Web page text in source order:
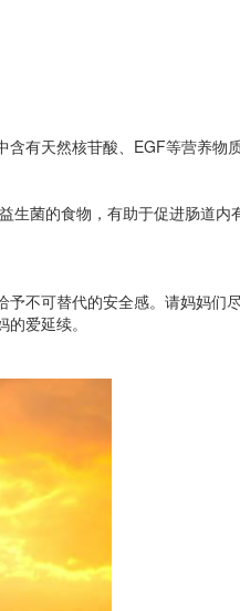
有天然核苷酸、EGF等营养物
菌的食物，有助于促进肠道内
不可替代的安全感。请妈妈们
爱延续。